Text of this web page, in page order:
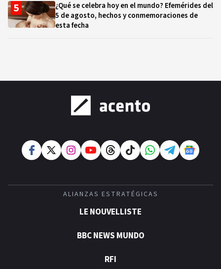
¿Qué se celebra hoy en el mundo? Efemérides del
5 de agosto, hechos y conmemoraciones de
esta fecha
ALIANZAS ESTRATÉGICAS
LE NOUVELLISTE
BBC NEWS MUNDO
RFI